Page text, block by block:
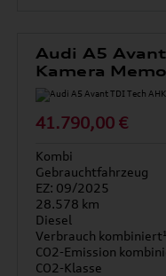
Audi A5 Avant
Kamera
41.790,00 €
Kombi
Gebrauchtfahrzeug
EZ: 09/2025
28.578 km
Diesel
Verbrauch kombiniert¹
CO2-Emission
CO2-Klasse